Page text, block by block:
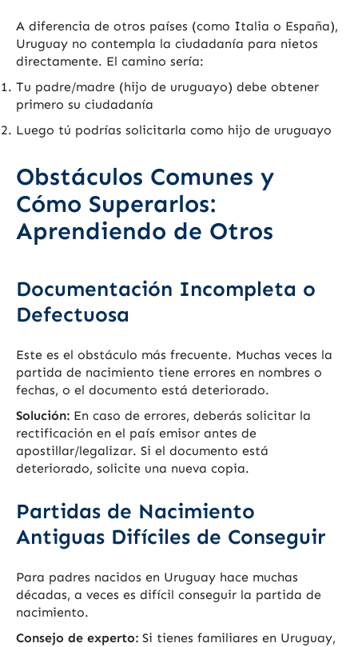
A diferencia de otros países (como Italia o España),
Uruguay no contempla la ciudadanía para nietos
directamente. El camino sería:
Tu padre/madre (hijo de uruguayo) debe obtener
primero su ciudadanía
Luego tú podrías solicitarla como hijo de uruguayo
Obstáculos Comunes y
Cómo Superarlos:
Aprendiendo de Otros
Documentación Incompleta o
Defectuosa
Este es el obstáculo más frecuente. Muchas veces la
partida de nacimiento tiene errores en nombres o
fechas, o el documento está deteriorado.
Solución: En caso de errores, deberás solicitar la
rectificación en el país emisor antes de
apostillar/legalizar. Si el documento está
deteriorado, solicite una nueva copia.
Partidas de Nacimiento
Antiguas Difíciles de Conseguir
Para padres nacidos en Uruguay hace muchas
décadas, a veces es difícil conseguir la partida de
nacimiento.
Consejo de experto: Si tienes familiares en Uruguay,